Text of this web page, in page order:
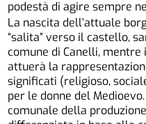
podestà di agire sempre
La nascita dell’attuale
“salita” verso il castello,
comune di Canelli, mentre
attuerà la
significati (religioso,
per le donne del
comunale della